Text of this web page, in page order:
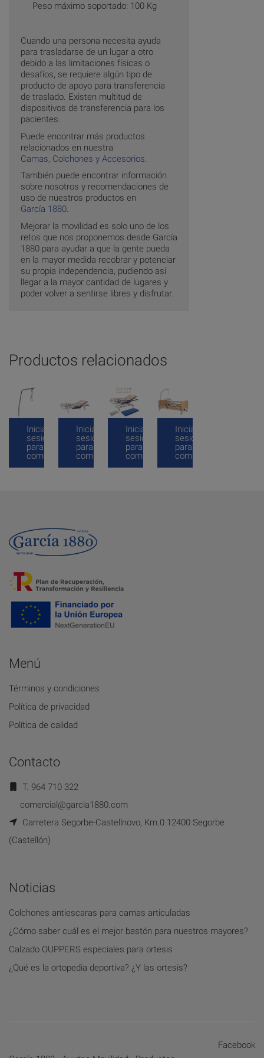
Peso máximo soportado: 100 Kg
Cuando una persona necesita ayuda
para trasladarse de un lugar a otro
debido a las limitaciones físicas o
desafíos, se requiere algún tipo de
producto de apoyo para transferencia
de traslado. Existen multitud de
dispositivos de transferencia para los
pacientes.
Puede encontrar más productos
relacionados en nuestra
Camas, Colchones y Accesorios
También puede encontrar información
sobre nosotros y recomendaciones de
uso de nuestros productos en
García 1880.
Mejorar la movilidad es solo uno de los
retos que nos proponemos desde García
1880 para ayudar a que la gente pueda
en la mayor medida recobrar y potenciar
su propia independencia, pudiendo así
llegar a la mayor cantidad de lugares y
poder volver a sentirse libres y disfrutar.
Productos relacionados
Inicia
sesión
para
comprar
Inicia
sesión
para
comprar
Inicia
sesión
para
comprar
Inicia
sesión
para
comprar
Menú
Términos y condiciones
Política de privacidad
Política de calidad
Contacto
T. 964 710 322
comercial@garcia1880.com
Carretera Segorbe-Castellnovo, Km.0 12400 Segorbe
(Castellón)
Noticias
Colchones antiescaras para camas articuladas
¿Cómo saber cuál es el mejor bastón para nuestros mayores?
Calzado OUPPERS especiales para ortesis
¿Qué es la ortopedia deportiva? ¿Y las ortesis?
Facebook